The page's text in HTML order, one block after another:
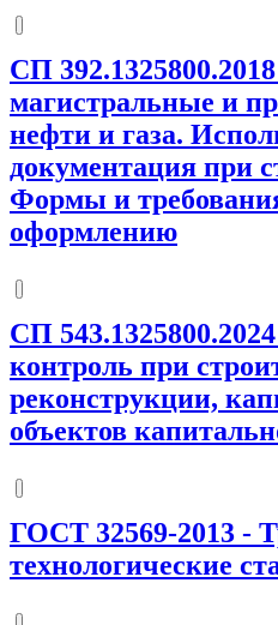
СП 392.1325800.2018
магистральные и
нефти и газа.
документация при
Формы и
оформлению
СП 543.1325800.2024
контроль при
реконструкции,
объектов
ГОСТ 32569-2013 -
технологические